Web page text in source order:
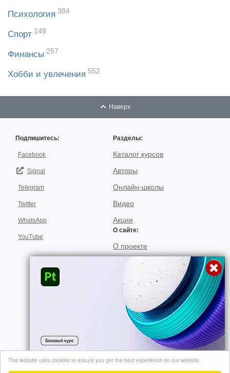
This website uses cookies to ensure you get the best experience on our website.
Психология 384
Спорт 148
Финансы 257
Хобби и увлечения 552
Наверх
Подпишитесь:
Facebook
Signal
Telegram
Twitter
WhatsApp
YouTube
Разделы:
Каталог курсов
Авторы
Онлайн-школы
Видео
Акции
О сайте:
О проекте
Для авторов
Договор пользования
Использование материалов
Подписка
© 2026, "video-kursi.net". Лучшие тренинги и курсы в одном месте. Все
права на материалы, находящиеся на сайте, охраняются в соответствии
с законодательством..
Перейти